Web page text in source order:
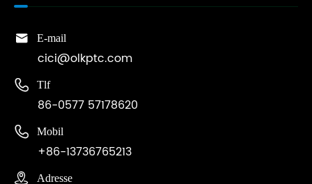
 E-mail
cici@olkptc.com
 Tlf
86-0577 57178620
 Mobil
+86-13736765213
 Adresse